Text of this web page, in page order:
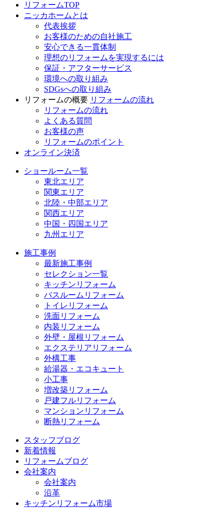
リフォームTOP
ニッカホームとは
代表挨拶
お客様のための自社施工
安心できる一貫体制
理想のリフォームを実現するには
保証・アフターサービス
環境への取り組み
SDGsへの取り組み
リフォームの概要 リフォームの流れ
リフォームの流れ
よくある質問
お客様の声
リフォームのポイント
オンライン決済
ショールーム一覧
東北エリア
関東エリア
北陸・中部エリア
関西エリア
中国・四国エリア
九州エリア
施工事例
最新施工事例
セレクション一覧
キッチンリフォーム
バスルームリフォーム
トイレリフォーム
洗面リフォーム
内装リフォーム
外壁・屋根リフォーム
エクステリアリフォーム
外構工事
給湯器・エコキュート
小工事
増改築リフォーム
戸建フルリフォーム
マンションリフォーム
断熱リフォーム
スタッフブログ
新着情報
リフォームブログ
会社案内
会社案内
沿革
キッチンリフォーム市場